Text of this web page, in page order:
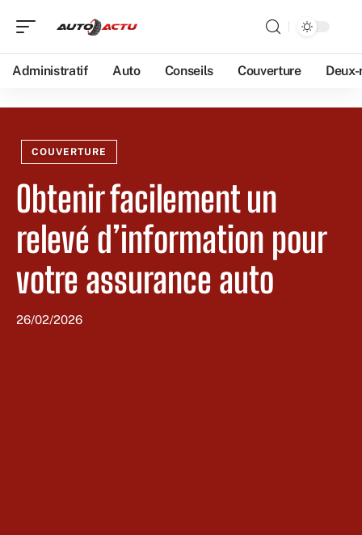
Administratif Auto Conseils Couverture
COUVERTURE
Obtenir facilement un
relevé d’information pour
votre assurance auto
26/02/2026